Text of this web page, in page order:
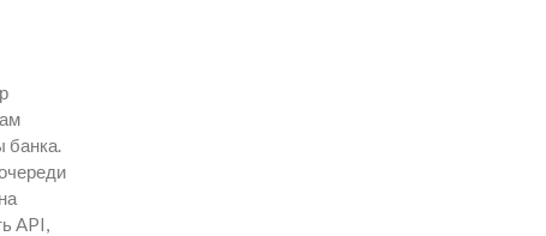
банка.
API,